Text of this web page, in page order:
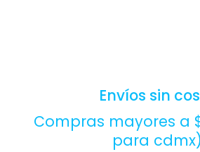
Envíos sin
Compras mayores a
para cdmx)